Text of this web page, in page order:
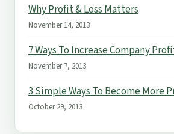
Why Profit & Loss Matters
November 14, 2013
7 Ways To Increase Company
November 7, 2013
3 Simple Ways To Become More
October 29, 2013